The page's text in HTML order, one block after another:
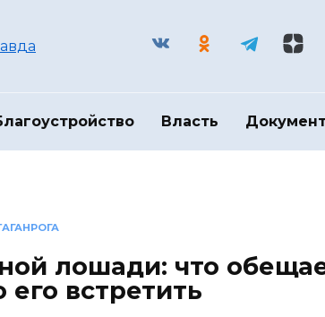
Власть
лошади: что
его встретить